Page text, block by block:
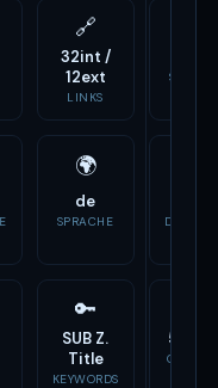
🔗
32int /
12ext
LINKS
SCRIPTS
🌍
de
SPRACHE
🔑
SUB Z.
Title
KEYWORDS
5 Tags
OG